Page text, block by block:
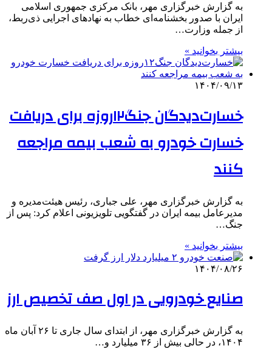
به گزارش خبرگزاری مهر، بانک مرکزی جمهوری اسلامی
ایران با صدور بخشنامه‌ای خطاب به نهادهای اجرایی ذی‌ربط،
از جمله وزارت…
بیشتر بخوانید »
۱۴۰۴/۰۹/۱۳
خسارت‌دیدگان جنگ۱۲روزه برای دریافت
خسارت خودرو به شعب بیمه مراجعه
کنند
به گزارش خبرگزاری مهر، علی جباری، رئیس هیئت‌مدیره و
مدیرعامل بیمه ایران در گفتگویی تلویزیونی اعلام کرد: پس از
جنگ…
بیشتر بخوانید »
۱۴۰۴/۰۸/۲۶
صنایع خودرویی در اول صف تخصیص ارز
به گزارش خبرگزاری مهر، از ابتدای سال جاری تا ۲۶ آبان ماه
۱۴۰۴، در حالی بیش از ۳۶ میلیارد و…